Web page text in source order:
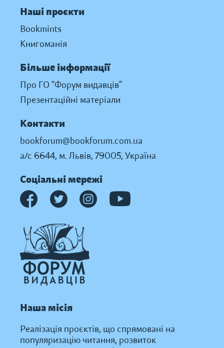
Наші проєкти
Bookmints
Книгоманія
Більше інформації
Про ГО “Форум видавців”
Презентаційні матеріали
Контакти
bookforum@bookforum.com.ua
а/с 6644, м. Львів, 79005, Україна
Соціальні мережі
Наша місія
Реалізація проєктів, що спрямовані на
популяризацію читання, розвиток